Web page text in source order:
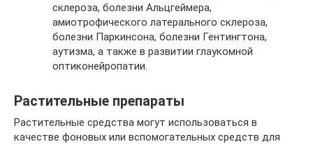
склероза, болезни Альцгеймера,
амиотрофического латерального склероза,
болезни Паркинсона, болезни Гентингтона,
аутизма, а также в развитии глаукомной
оптиконейропатии.
Растительные препараты
Растительные средства могут использоваться в
качестве фоновых или вспомогательных средств для